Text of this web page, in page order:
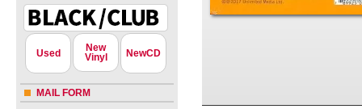
Used
New
Vinyl
NewCD
MAIL FORM